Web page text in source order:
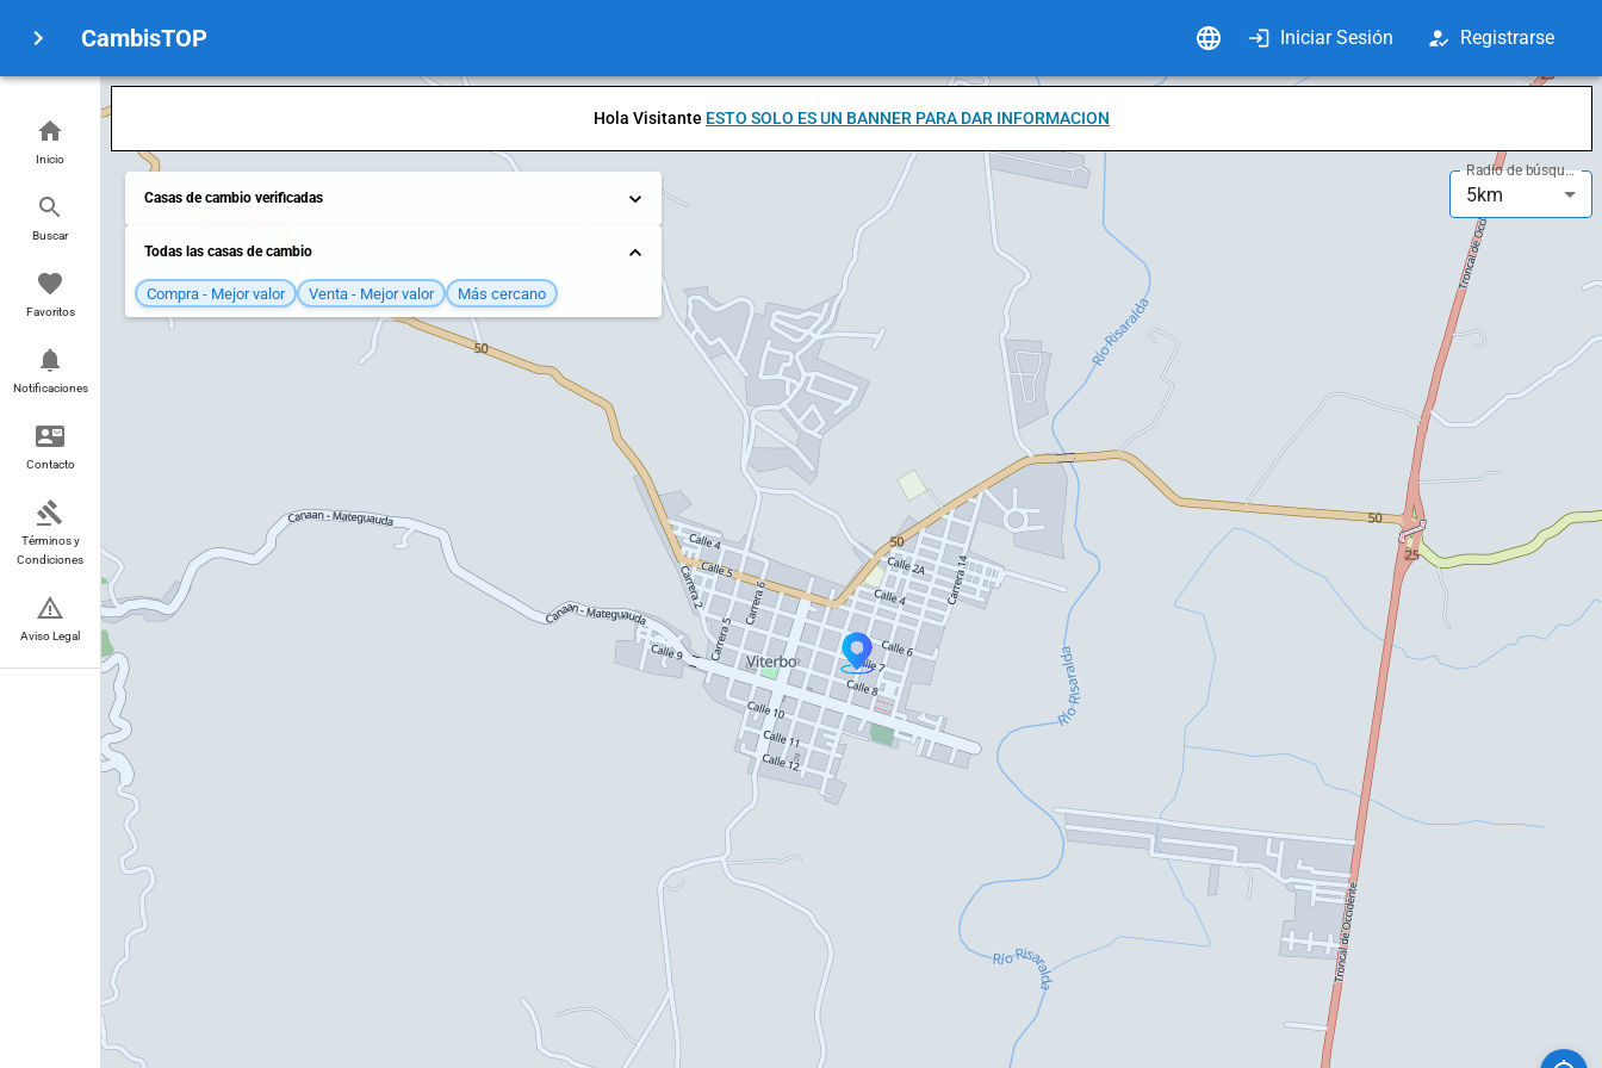
CambisTOP Iniciar Sesión Registrarse
Inicio
Buscar
Favoritos
Notificaciones
Contacto
Términos y
Condiciones
Aviso Legal
Hola Visitante ESTO SOLO ES UN BANNER PARA DAR INFORMACION
Radio de búsqueda
5km
Casas de cambio verificadas
Todas las casas de cambio
Compra - Mejor valor Venta - Mejor valor Más cercano